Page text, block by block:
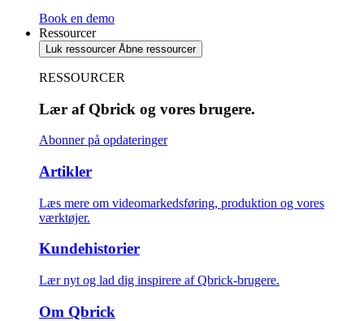
Book en demo
Ressourcer
Luk ressourcer Åbne ressourcer
RESSOURCER
Lær af Qbrick og vores brugere.
Abonner på opdateringer
Artikler
Læs mere om videomarkedsføring, produktion og vores
værktøjer.
Kundehistorier
Lær nyt og lad dig inspirere af Qbrick-brugere.
Om Qbrick